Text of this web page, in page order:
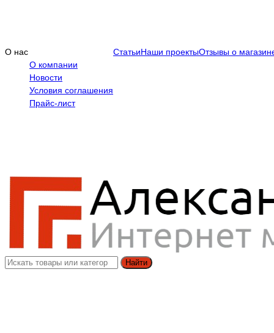
О нас
О компании
Новости
Условия соглашения
Прайс-лист
СтатьиНаши проектыОтзывы о
Найти